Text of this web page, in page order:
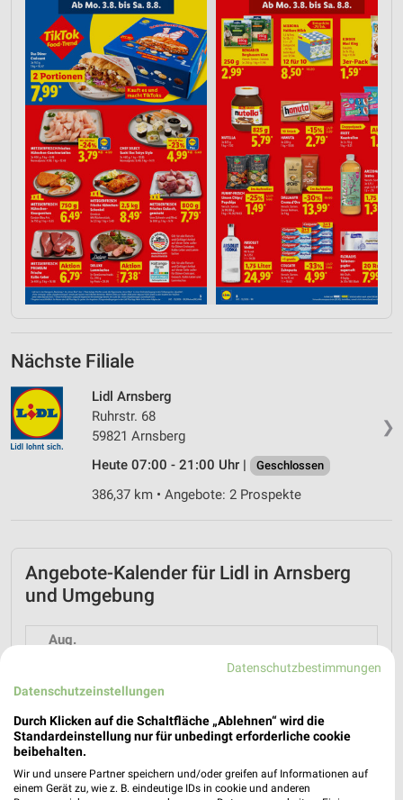
Nächste Filiale
❯
Lidl Arnsberg
Ruhrstr. 68
59821 Arnsberg
Heute 07:00 - 21:00 Uhr |
Geschlossen
386,37 km • Angebote: 2 Prospekte
Angebote-Kalender für Lidl in Arnsberg
und Umgebung
Aug.
06 Do 07Fr 08
Datenschutzbestimmungen
Datenschutzeinstellungen
Durch Klicken auf die Schaltfläche „Ablehnen“ wird die
Standardeinstellung nur für unbedingt erforderliche cookie
beibehalten.
Wir und unsere Partner speichern und/oder greifen auf Informationen auf
einem Gerät zu, wie z. B. eindeutige IDs in cookie und anderen